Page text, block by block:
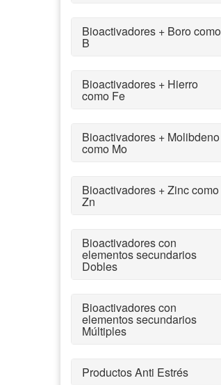
Bioactivadores + Boro como
B
Bioactivadores + Hierro
como Fe
Bioactivadores + Molibdeno
como Mo
Bioactivadores + Zinc como
Zn
Bioactivadores con
elementos secundarios
Dobles
Bioactivadores con
elementos secundarios
Múltiples
Productos Anti Estrés